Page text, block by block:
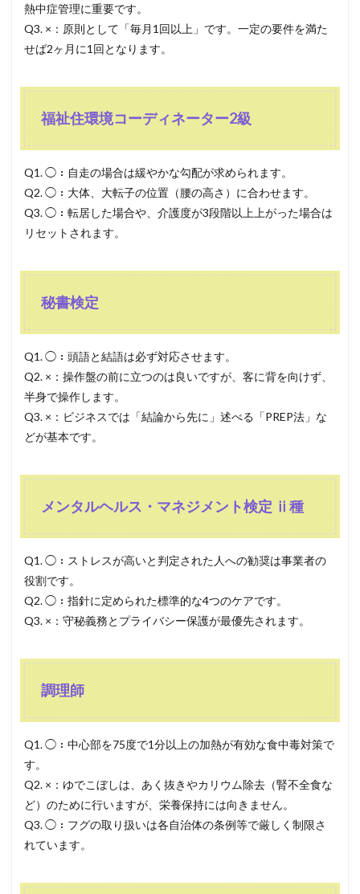
熱中症管理に重要です。
Q3. ×：原則として「毎月1回以上」です。一定の要件を満た
せば2ヶ月に1回となります。
福祉住環境コーディネーター2級
Q1. ◯：自走の場合は緩やかな勾配が求められます。
Q2. ◯：大体、大転子の位置（腰の高さ）に合わせます。
Q3. ◯：転居した場合や、介護度が3段階以上上がった場合は
リセットされます。
秘書検定
Q1. ◯：頭語と結語は必ず対応させます。
Q2. ×：操作盤の前に立つのは良いですが、客に背を向けず、
半身で操作します。
Q3. ×：ビジネスでは「結論から先に」述べる「PREP法」な
どが基本です。
メンタルヘルス・マネジメント検定 ⅱ種
Q1. ◯：ストレスが高いと判定された人への勧奨は事業者の
役割です。
Q2. ◯：指針に定められた標準的な4つのケアです。
Q3. ×：守秘義務とプライバシー保護が最優先されます。
調理師
Q1. ◯：中心部を75度で1分以上の加熱が有効な食中毒対策で
す。
Q2. ×：ゆでこぼしは、あく抜きやカリウム除去（腎不全食な
ど）のために行いますが、栄養保持には向きません。
Q3. ◯：フグの取り扱いは各自治体の条例等で厳しく制限さ
れています。